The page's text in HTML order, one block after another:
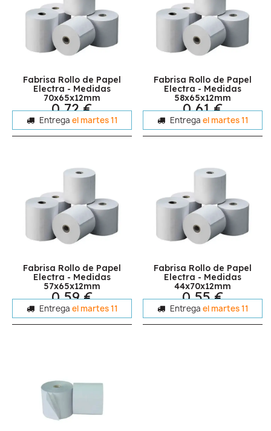
Fabrisa Rollo de Papel
Electra - Medidas
70x65x12mm
0,72 €
Entrega el martes 11
Fabrisa Rollo de Papel
Electra - Medidas
58x65x12mm
0,61 €
Entrega el martes 11
Fabrisa Rollo de Papel
Electra - Medidas
57x65x12mm
0,59 €
Entrega el martes 11
Fabrisa Rollo de Papel
Electra - Medidas
44x70x12mm
0,55 €
Entrega el martes 11